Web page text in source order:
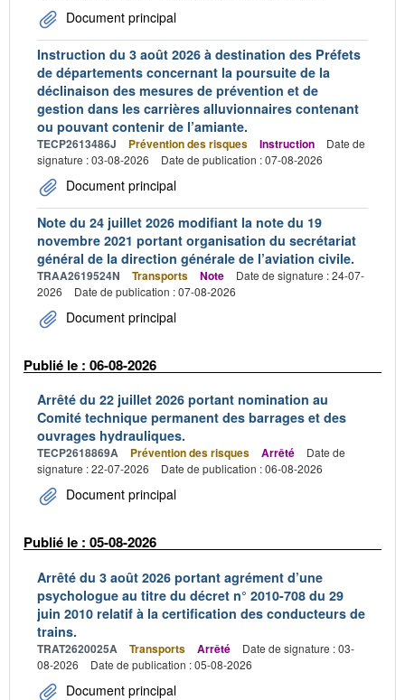
Document principal
Instruction du 3 août 2026 à destination des Préfets
de départements concernant la poursuite de la
déclinaison des mesures de prévention et de
gestion dans les carrières alluvionnaires contenant
ou pouvant contenir de l’amiante.
TECP2613486J Prévention des risques Instruction
Date de
signature : 03-08-2026
Date de publication : 07-08-2026
Document principal
Note du 24 juillet 2026 modifiant la note du 19
novembre 2021 portant organisation du secrétariat
général de la direction générale de l’aviation civile.
TRAA2619524N Transports Note
Date de signature : 24-07-
2026
Date de publication : 07-08-2026
Document principal
Publié le : 06-08-2026
Arrêté du 22 juillet 2026 portant nomination au
Comité technique permanent des barrages et des
ouvrages hydrauliques.
TECP2618869A Prévention des risques Arrêté
Date de
signature : 22-07-2026
Date de publication : 06-08-2026
Document principal
Publié le : 05-08-2026
Arrêté du 3 août 2026 portant agrément d’une
psychologue au titre du décret n° 2010-708 du 29
juin 2010 relatif à la certification des conducteurs de
trains.
TRAT2620025A Transports Arrêté
Date de signature : 03-
08-2026
Date de publication : 05-08-2026
Document principal